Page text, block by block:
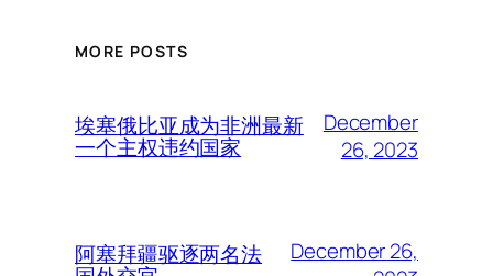
MORE POSTS
埃塞俄比亚成为非洲最新
一个主权违约国家
December
26, 2023
阿塞拜疆驱逐两名法
December 26,